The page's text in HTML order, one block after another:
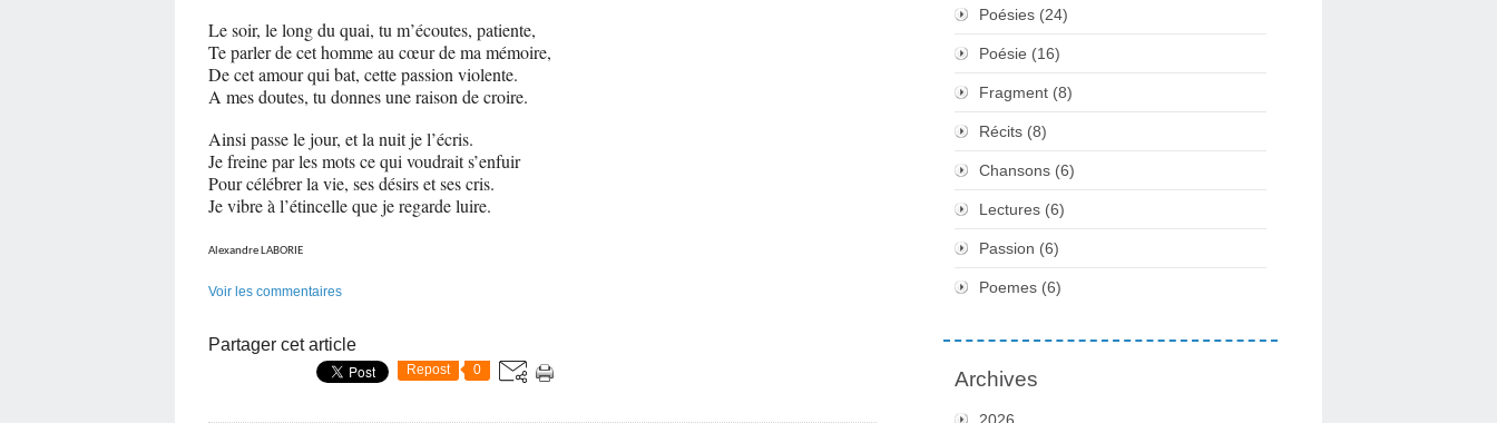
Le soir, le long du quai, tu m’écoutes, patiente,
Te parler de cet homme au cœur de ma mémoire,
De cet amour qui bat, cette passion violente.
A mes doutes, tu donnes une raison de croire.
Ainsi passe le jour, et la nuit je l’écris.
Je freine par les mots ce qui voudrait s’enfuir
Pour célébrer la vie, ses désirs et ses cris.
Je vibre à l’étincelle que je regarde luire.
Alexandre LABORIE
Voir les commentaires
Partager cet article
Repost 0
Poésies (24)
Poésie (16)
Fragment (8)
Récits (8)
Chansons (6)
Lectures (6)
Passion (6)
Poemes (6)
Archives